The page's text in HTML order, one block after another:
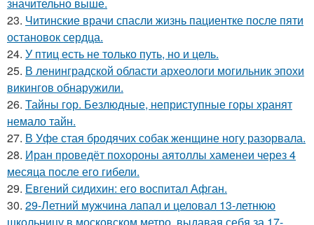
23. Читинские врачи спасли жизнь пациентке после пяти
остановок сердца.
24. У птиц есть не только путь, но и цель.
25. В ленинградской области археологи могильник эпохи
викингов обнаружили.
26. Тайны гор. Безлюдные, неприступные горы хранят
немало тайн.
27. В Уфе стая бродячих собак женщине ногу разорвала.
28. Иран проведёт похороны аятоллы хаменеи через 4
месяца после его гибели.
29. Евгений сидихин: его воспитал Афган.
30. 29-Летний мужчина лапал и целовал 13-летнюю
школьницу в московском метро, выдавая себя за 17-